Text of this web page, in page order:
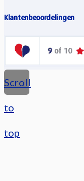
Klantenbeoordelingen
Scroll
to
top